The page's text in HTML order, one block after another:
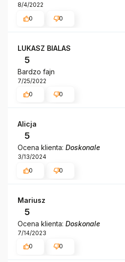
8/4/2022
0
0
LUKASZ BIALAS
5
Bardzo fajn
7/25/2022
0
0
Alicja
5
Ocena klienta: Doskonale
3/13/2024
0
0
Mariusz
5
Ocena klienta: Doskonale
7/14/2023
0
0